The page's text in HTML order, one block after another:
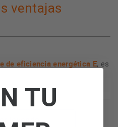
ventajas
de eficiencia energética E, es
generosas
almacenar fácilmente tus
leyendo
TU